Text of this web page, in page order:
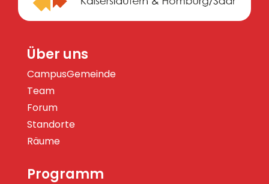
Über uns
CampusGemeinde
Team
Forum
Standorte
Räume
Programm